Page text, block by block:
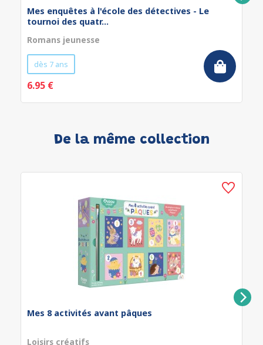
Mes enquêtes à l'école des détectives - Le
tournoi des quatr...
Romans jeunesse
dès 7 ans
6.95 €
De la même collection
Mes 8 activités avant pâques
Loisirs créatifs